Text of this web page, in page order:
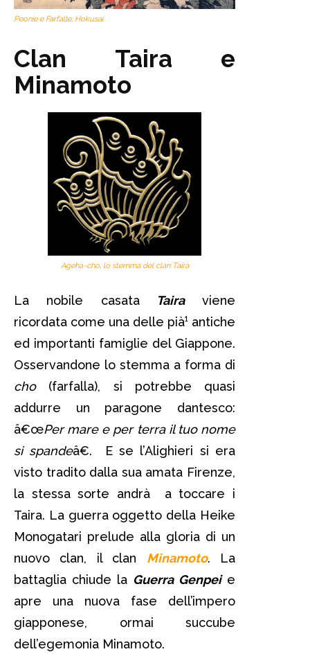
Peonie e Farfalle; Hokusai
Clan Taira e
Minamoto
Ageha-cho; lo stemma del clan Taira
La nobile casataTaira
viene
ricordata come una delle pià¹ antiche
ed importanti famiglie del Giappone.
Osservandone lo stemma a forma di
cho (farfalla), si potrebbe quasi
addurre un paragone dantesco:
â€œPer mare e per terra il tuo nome
si spandeâ€. E se l’Alighieri si era
visto tradito dalla sua amata Firenze,
la stessa sorte andrà a toccare i
Taira. La guerra oggetto della Heike
Monogatari prelude alla gloria di un
nuovo clan, il clan Minamoto. La
battaglia chiude la Guerra Genpeie
apre una nuova fase dell’impero
giapponese, ormai succube
dell’egemonia Minamoto.